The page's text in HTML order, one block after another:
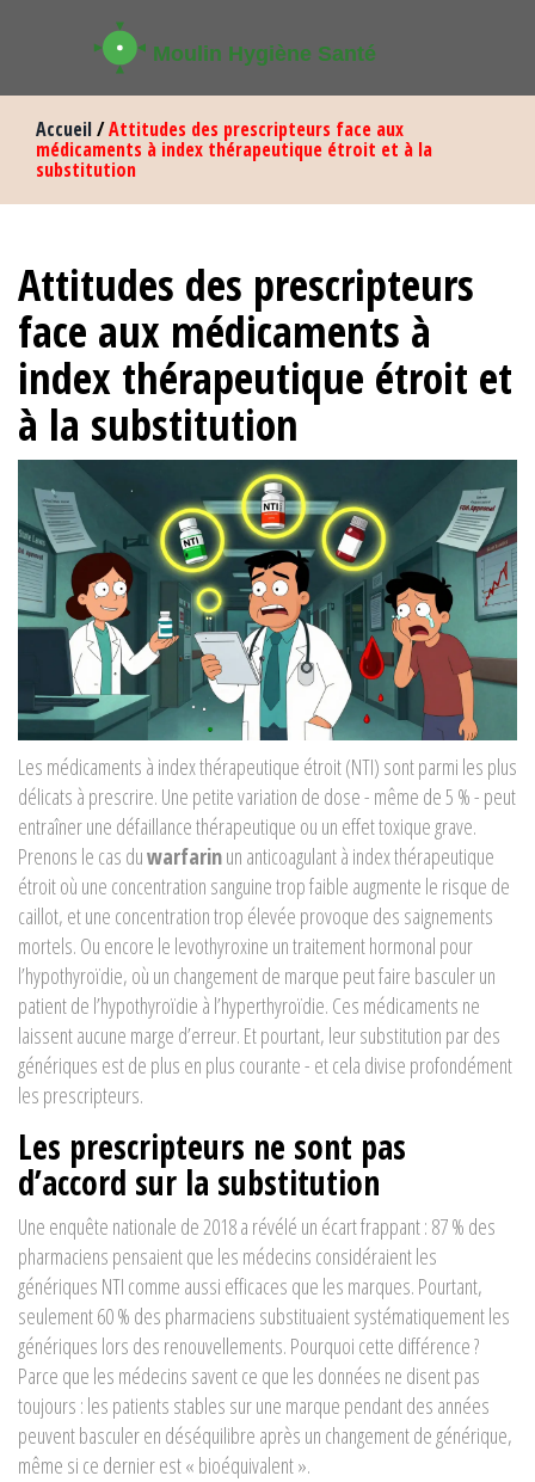
Accueil/Attitudes des prescripteurs face aux
médicaments à index thérapeutique étroit et à la
substitution
Attitudes des prescripteurs
face aux médicaments à
index thérapeutique étroit et
à la substitution
Les médicaments à index thérapeutique étroit (NTI) sont parmi les plus
délicats à prescrire. Une petite variation de dose - même de 5 % - peut
entraîner une défaillance thérapeutique ou un effet toxique grave.
Prenons le cas duwarfarinun anticoagulant à index thérapeutique
étroit où une concentration sanguine trop faible augmente le risque de
caillot, et une concentration trop élevée provoque des saignements
mortels. Ou encore le levothyroxine un traitement hormonal pour
l’hypothyroïdie, où un changement de marque peut faire basculer un
patient de l’hypothyroïdie à l’hyperthyroïdie. Ces médicaments ne
laissent aucune marge d’erreur. Et pourtant, leur substitution par des
génériques est de plus en plus courante - et cela divise profondément
les prescripteurs.
Les prescripteurs ne sont pas
d’accord sur la substitution
Une enquête nationale de 2018 a révélé un écart frappant : 87 % des
pharmaciens pensaient que les médecins considéraient les
génériques NTI comme aussi efficaces que les marques. Pourtant,
seulement 60 % des pharmaciens substituaient systématiquement les
génériques lors des renouvellements. Pourquoi cette différence ?
Parce que les médecins savent ce que les données ne disent pas
toujours : les patients stables sur une marque pendant des années
peuvent basculer en déséquilibre après un changement de générique,
même si ce dernier est « bioéquivalent ».